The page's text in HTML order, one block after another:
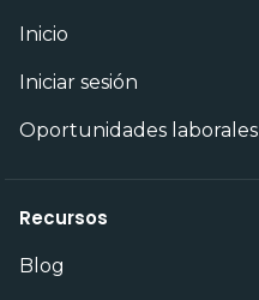
Inicio
Iniciar sesión
Oportunidades laborales
Recursos
Blog